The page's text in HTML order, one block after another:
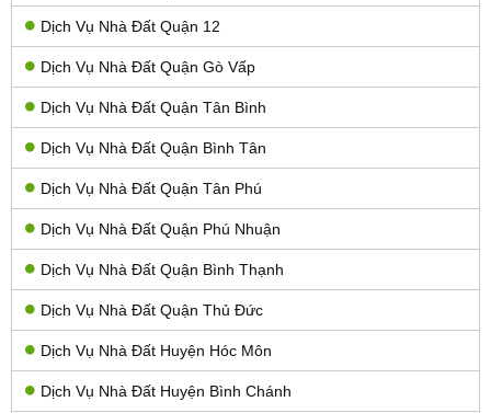
Dịch Vụ Nhà Đất Quận 12
Dịch Vụ Nhà Đất Quận Gò Vấp
Dịch Vụ Nhà Đất Quận Tân Bình
Dịch Vụ Nhà Đất Quận Bình Tân
Dịch Vụ Nhà Đất Quận Tân Phú
Dịch Vụ Nhà Đất Quận Phú Nhuận
Dịch Vụ Nhà Đất Quận Bình Thạnh
Dịch Vụ Nhà Đất Quận Thủ Đức
Dịch Vụ Nhà Đất Huyện Hóc Môn
Dịch Vụ Nhà Đất Huyện Bình Chánh